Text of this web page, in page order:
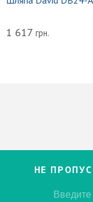
1 617 грн.
НЕ